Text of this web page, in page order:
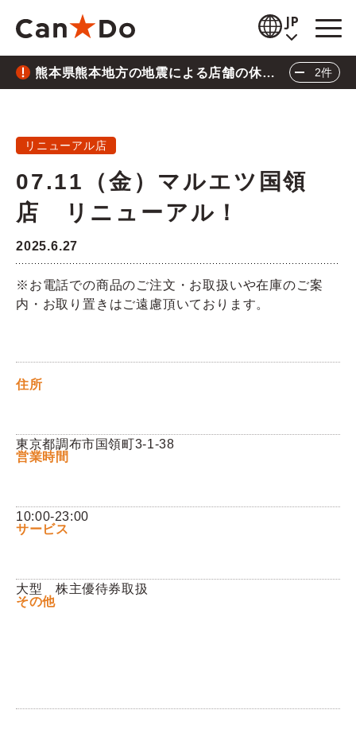
JP
閲覧補助
商品情報
企業情報
Q&A
お問い合わせ
熊本県熊本地方の地震による店舗の休業
について
2件
熊本県熊本地方の地震による店舗の休業につい
重要
三陸沖地震の影響による店舗の臨時休業につい
て
閉じる
リニューアル店
07.11（金）マルエツ国領
店 リニューアル！
2025.6.27
※お電話での商品のご注文・お取扱いや在庫のご案
内・お取り置きはご遠慮頂いております。
住所
東京都調布市国領町3-1-38
営業時間
10:00-23:00
サービス
大型 株主優待券取扱
その他